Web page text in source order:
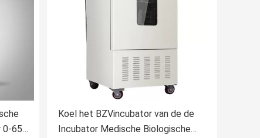
0-65C
Koel het BZVincubator van de de
Incubator Medische Biologische